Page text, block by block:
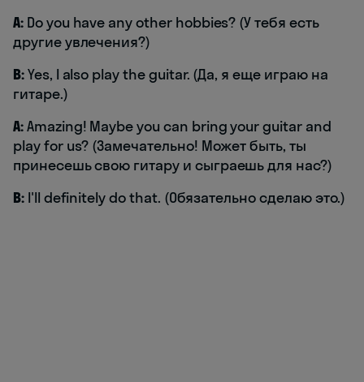
A:Do you have any other hobbies? (У тебя есть
другие увлечения?)
B:Yes, I also play the guitar. (Да, я еще играю на
гитаре.)
A:Amazing! Maybe you can bring your guitar and
play for us? (Замечательно! Может быть, ты
принесешь свою гитару и сыграешь для нас?)
B:I'll definitely do that. (Обязательно сделаю это.)